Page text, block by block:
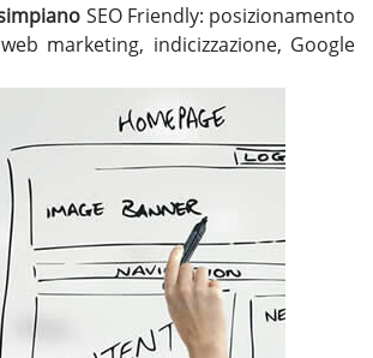
SEO Friendly: posizionamento
marketing, indicizzazione, Google